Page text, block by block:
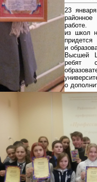
23
работе.
из школ
и
Высшей
ребят
о